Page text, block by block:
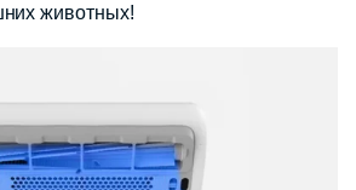
животных!​